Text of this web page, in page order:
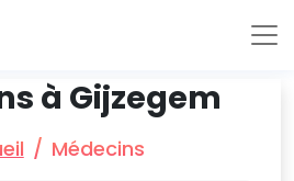
à Gijzegem
Médecins